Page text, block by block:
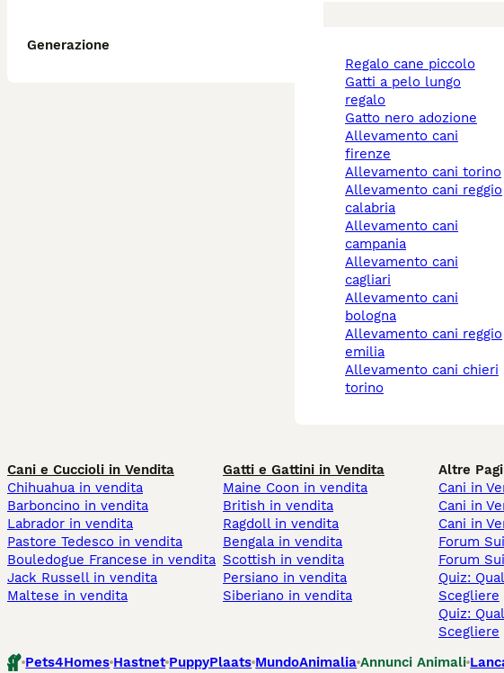
Generazione
regalo cane piccolo
gatti a pelo lungo
regalo
gatto nero adozione
allevamento cani
firenze
allevamento cani torino
allevamento cani reggio
calabria
allevamento cani
campania
allevamento cani
cagliari
allevamento cani
bologna
allevamento cani reggio
emilia
allevamento cani chieri
torino
Cani e Cuccioli in Vendita
Chihuahua in vendita
Barboncino in vendita
Labrador in vendita
Pastore Tedesco in vendita
Bouledogue Francese in vendita
Jack Russell in vendita
Maltese in vendita
Gatti e Gattini in Vendita
Maine Coon in vendita
British in vendita
Ragdoll in vendita
Bengala in vendita
Scottish in vendita
Persiano in vendita
Siberiano in vendita
Altre
Cani in
Cani in
Cani in
Forum
Forum
Quiz:
Scegliere
Quiz:
Scegliere
Pets4Homes Hastnet PuppyPlaats MundoAnimalia Annunci Animali